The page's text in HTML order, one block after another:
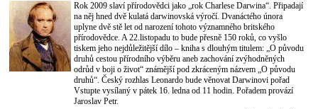
Rok 2009 slaví přírodovědci jako „rok Charlese Darwina“. Připadají
na něj hned dvě kulatá darwinovská výročí. Dvanáctého února
uplyne dvě stě let od narození tohoto významného britského
přírodovědce. A 22.listopadu to bude přesně 150 roků, co vyšlo
tiskem jeho nejdůležitější dílo – kniha s dlouhým titulem: „O původu
druhů cestou přírodního výběru aneb zachování zvýhodněných
odrůd v boji o život“ známější pod zkráceným názvem „O původu
druhů“. Český rozhlas Leonardo bude věnovat Darwinovi pořad
Vstupte vysílaný v pátek 16. ledna od 11 hodin. Pořadem provází
Jaroslav Petr.